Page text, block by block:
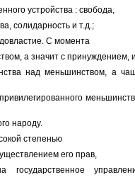
устройства : свобода,
солидарность и т.д.;
С момента
а значит с принуждением, и
над меньшинством, а
народу.
степенью
его прав,